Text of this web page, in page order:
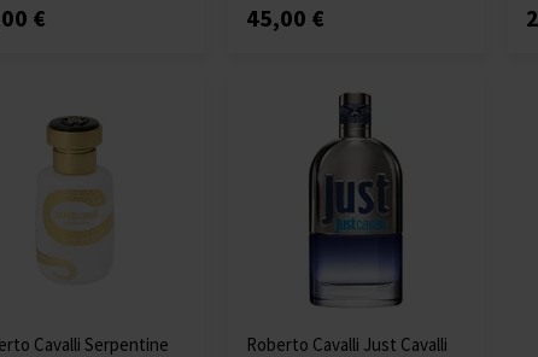
€ 45,00 €
Cavalli Serpentine
Roberto Cavalli Just Cavalli